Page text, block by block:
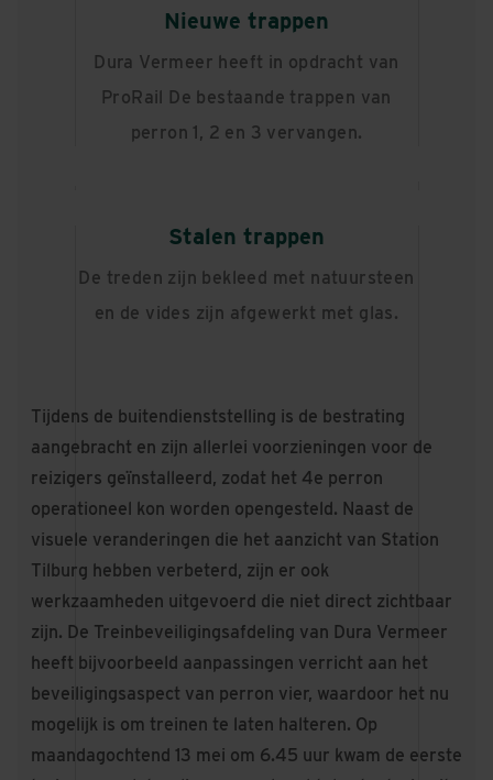
Nieuwe trappen
Dura Vermeer heeft in opdracht van
ProRail De bestaande trappen van
perron 1, 2 en 3 vervangen.
Stalen trappen
De treden zijn bekleed met natuursteen
en de vides zijn afgewerkt met glas.
Tijdens de buitendienststelling is de bestrating
aangebracht en zijn allerlei voorzieningen voor de
reizigers geïnstalleerd, zodat het 4e perron
operationeel kon worden opengesteld. Naast de
visuele veranderingen die het aanzicht van Station
Tilburg hebben verbeterd, zijn er ook
werkzaamheden uitgevoerd die niet direct zichtbaar
zijn. De Treinbeveiligingsafdeling van Dura Vermeer
heeft bijvoorbeeld aanpassingen verricht aan het
beveiligingsaspect van perron vier, waardoor het nu
mogelijk is om treinen te laten halteren. Op
maandagochtend 13 mei om 6.45 uur kwam de eerste